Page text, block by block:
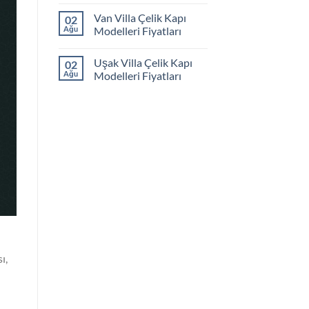
02
Ağu
Van Villa Çelik Kapı
Modelleri Fiyatları
02
Ağu
Uşak Villa Çelik Kapı
Modelleri Fiyatları